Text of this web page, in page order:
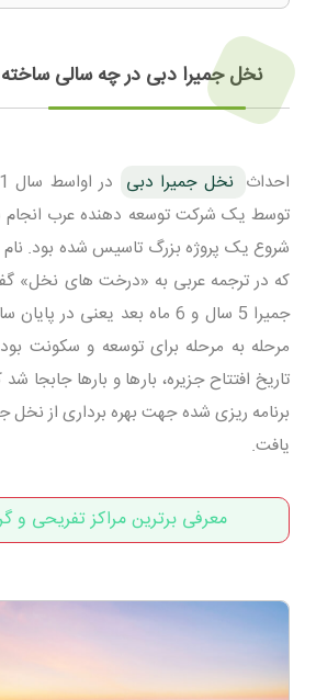
نخل جمیرا دبی در چه سالی
احداث نخل جمیرا دبی
توسط یک شرکت توسعه دهنده عرب
شروع یک پروژه بزرگ تاسیس شده بود.
که در ترجمه عربی به «درخت های نخل»
مرحله به مرحله برای توسعه و سکونت
تاریخ افتتاح جزیره، بارها و بارها جابجا
برنامه ریزی شده جهت بهره برداری از نخل
یافت.
معرفی برترین مراکز تفریحی و